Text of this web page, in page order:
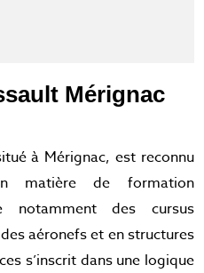
Mérignac
à Mérignac, est reconnu
matière de formation
notamment des cursus
aéronefs et en structures
s’inscrit dans une logique